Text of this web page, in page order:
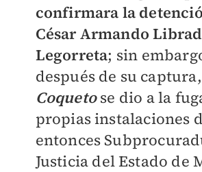
confirmara la
César Armando
Legorreta; sin
después de su captura,
Coquetose dio a la
propias instalaciones
entonces
Justicia del Estado de